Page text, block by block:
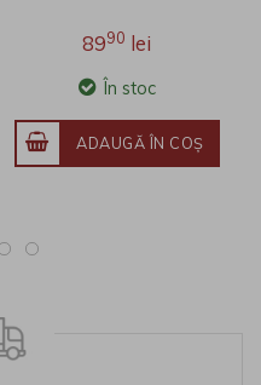
îmbină erudiția
filosofică, investigația j..
8990 lei
În stoc
ADAUGĂ ÎN COŞ